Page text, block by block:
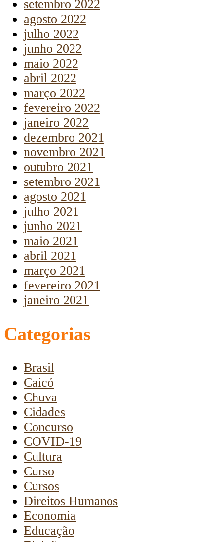
setembro 2022
agosto 2022
julho 2022
junho 2022
maio 2022
abril 2022
março 2022
fevereiro 2022
janeiro 2022
dezembro 2021
novembro 2021
outubro 2021
setembro 2021
agosto 2021
julho 2021
junho 2021
maio 2021
abril 2021
março 2021
fevereiro 2021
janeiro 2021
Categorias
Brasil
Caicó
Chuva
Cidades
Concurso
COVID-19
Cultura
Curso
Cursos
Direitos Humanos
Economia
Educação